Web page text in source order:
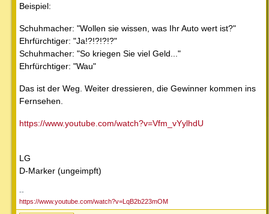
Beispiel:
Schuhmacher: "Wollen sie wissen, was Ihr Auto wert ist?"
Ehrfürchtiger: "Ja!?!?!?!?"
Schuhmacher: "So kriegen Sie viel Geld..."
Ehrfürchtiger: "Wau"
Das ist der Weg. Weiter dressieren, die Gewinner kommen ins
Fernsehen.
https://www.youtube.com/watch?v=Vfm_vYylhdU
LG
D-Marker (ungeimpft)
--
https://www.youtube.com/watch?v=LqB2b223mOM